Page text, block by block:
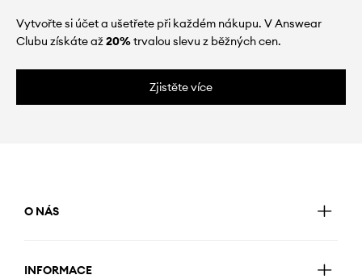
Vytvořte si účet a ušetřete při každém nákupu. V Answear
Clubu získáte až20%trvalou slevu z běžných cen.
Zjistěte více
O NÁS
INFORMACE